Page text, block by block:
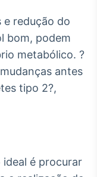
e redução do
bom, podem
metabólico. ?
antes
tipo 2?,
ideal é procurar